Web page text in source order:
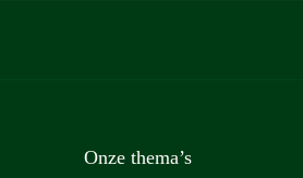
Onze thema’s